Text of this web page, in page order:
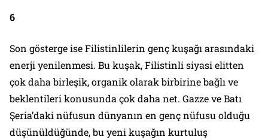
6
Son gösterge ise Filistinlilerin genç kuşağı arasındaki
enerji yenilenmesi. Bu kuşak, Filistinli siyasi elitten
çok daha birleşik, organik olarak birbirine bağlı ve
beklentileri konusunda çok daha net. Gazze ve Batı
Şeria’daki nüfusun dünyanın en genç nüfusu olduğu
düşünüldüğünde, bu yeni kuşağın kurtuluş